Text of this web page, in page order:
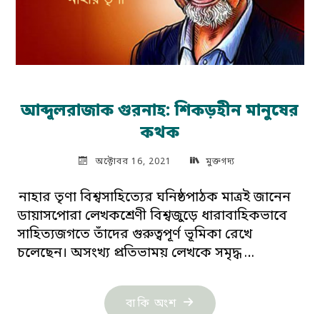
আব্দুলরাজাক গুরনাহ: শিকড়হীন মানুষের
কথক
অক্টোবর 16, 2021 মুক্তগদ্য
নাহার তৃণা বিশ্বসাহিত্যের ঘনিষ্ঠপাঠক মাত্রই জানেন
ডায়াসপোরা লেখকশ্রেণী বিশ্বজুড়ে ধারাবাহিকভাবে
সাহিত্যজগতে তাঁদের গুরুত্বপূর্ণ ভূমিকা রেখে
চলেছেন। অসংখ্য প্রতিভাময় লেখকে সমৃদ্ধ …
বাকি অংশ "আব্দুলরাজাক